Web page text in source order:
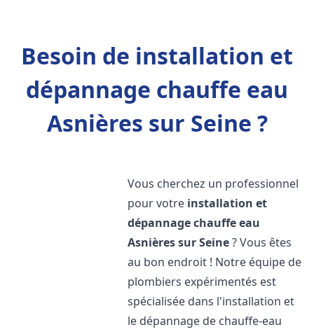
Besoin de installation et
dépannage chauffe eau
Asnières sur Seine ?
Vous cherchez un professionnel
pour votre installation et
dépannage chauffe eau
Asnières sur Seine? Vous êtes
au bon endroit ! Notre équipe de
plombiers expérimentés est
spécialisée dans l'installation et
le dépannage de chauffe-eau